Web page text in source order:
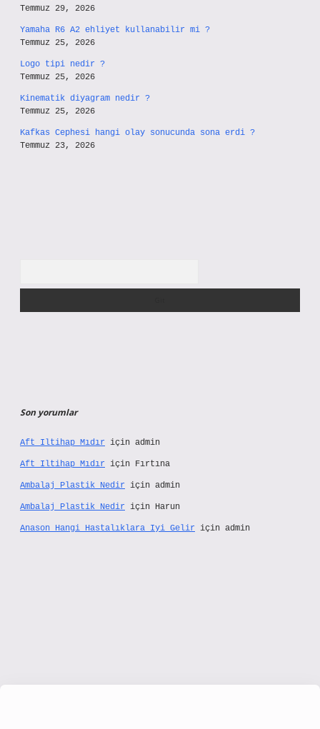
Temmuz 29, 2026
Yamaha R6 A2 ehliyet kullanabilir mi ?
Temmuz 25, 2026
Logo tipi nedir ?
Temmuz 25, 2026
Kinematik diyagram nedir ?
Temmuz 25, 2026
Kafkas Cephesi hangi olay sonucunda sona erdi ?
Temmuz 23, 2026
Son yorumlar
Aft Iltihap Mıdır için admin
Aft Iltihap Mıdır için Fırtına
Ambalaj Plastik Nedir için admin
Ambalaj Plastik Nedir için Harun
Anason Hangi Hastalıklara Iyi Gelir için admin
www.hiltonbetx.org/